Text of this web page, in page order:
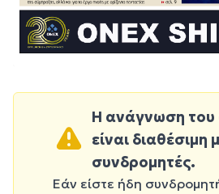
Η ανάγνωση του
είναι διαθέσιμη
συνδρομητές.
Εάν είστε ήδη